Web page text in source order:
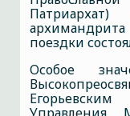
поездки
Особое